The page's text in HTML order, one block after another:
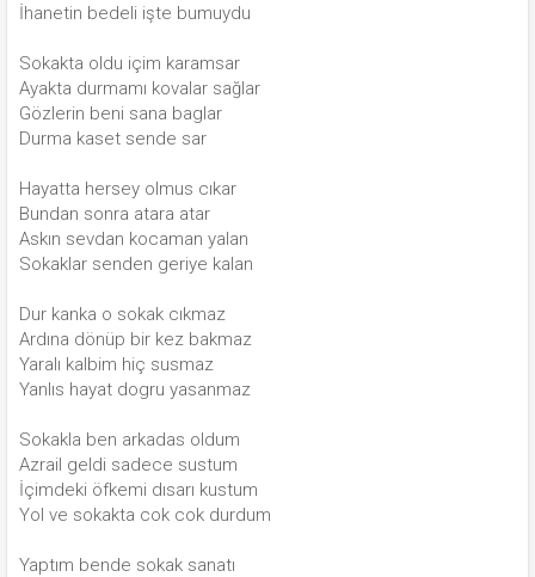
İhanetin bedeli işte bumuydu
Sokakta oldu içim karamsar
Ayakta durmamı kovalar sağlar
Gözlerin beni sana baglar
Durma kaset sende sar
Hayatta hersey olmus cıkar
Bundan sonra atara atar
Askın sevdan kocaman yalan
Sokaklar senden geriye kalan
Dur kanka o sokak cıkmaz
Ardına dönüp bir kez bakmaz
Yaralı kalbim hiç susmaz
Yanlıs hayat dogru yasanmaz
Sokakla ben arkadas oldum
Azrail geldi sadece sustum
İçimdeki öfkemi dısarı kustum
Yol ve sokakta cok cok durdum
Yaptım bende sokak sanatı